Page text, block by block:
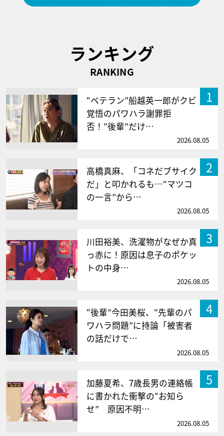
ランキング
RANKING
1
“ベテラン”船越英一郎がクビ
覚悟のパワハラ謝罪拒
否！“後輩”だけ…
2026.08.05
2
高橋真麻、「コネだブサイク
だ」と叩かれるも…“マツコ
の一言”から…
2026.08.05
3
川田裕美、洗濯物がなぜか真
っ赤に！原因は息子のポケッ
トの中身…
2026.08.05
4
“後輩”今田美桜、“先輩のパ
ワハラ問題”に持論「被害者
の話だけで…
2026.08.05
5
加藤夏希、7歳長男の連絡帳
に書かれた衝撃の“お知ら
せ” 原因不明…
2026.08.05